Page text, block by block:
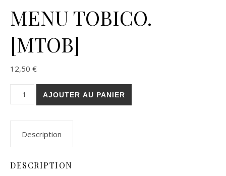
MENU TOBICO.
[MTOB]
12,50 €
AJOUTER AU PANIER
Description
DESCRIPTION